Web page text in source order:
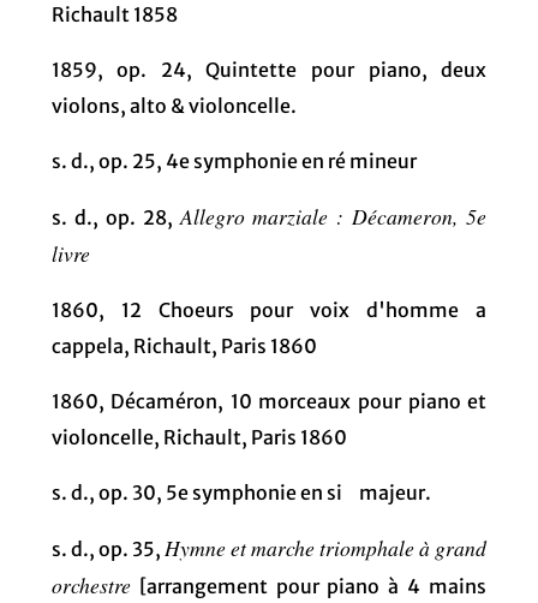
Richault 1858
1859, op. 24, Quintette pour piano, deux
violons, alto & violoncelle.
s. d., op. 25, 4e symphonie en ré mineur
s. d., op. 28, Allegro marziale : Décameron, 5e
livre
1860, 12 Choeurs pour voix d'homme a
cappela, Richault, Paris 1860
1860, Décaméron, 10 morceaux pour piano et
violoncelle, Richault, Paris 1860
s. d., op. 30, 5e symphonie en si majeur.
s. d., op. 35, Hymne et marche triomphale à grand
orchestre[arrangement pour piano à 4 mains